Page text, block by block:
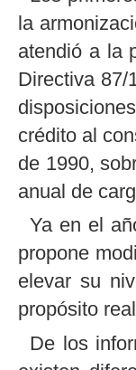
la
atendió a la
Directiva 87/
crédito al
de 1990,
anual de
Ya en el
propone
elevar su
propósito
De los